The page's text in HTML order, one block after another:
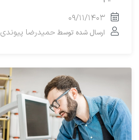
۰۹/۱۱/۱۴۰۳
ارسال شده توسط حمیدرضا پیوندی